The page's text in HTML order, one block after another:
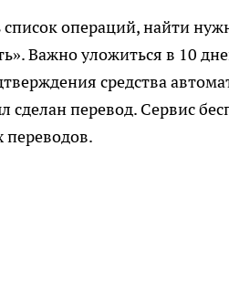
список операций, найти
Важно уложиться в 10
средства
сделан перевод. Сервис